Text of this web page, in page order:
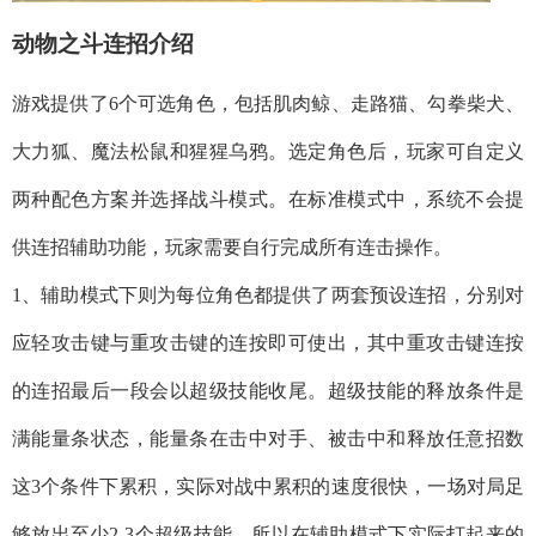
动物之斗连招介绍
游戏提供了6个可选角色，包括肌肉鲸、走路猫、勾拳柴犬、
大力狐、魔法松鼠和猩猩乌鸦。选定角色后，玩家可自定义
两种配色方案并选择战斗模式。在标准模式中，系统不会提
供连招辅助功能，玩家需要自行完成所有连击操作。
1、辅助模式下则为每位角色都提供了两套预设连招，分别对
应轻攻击键与重攻击键的连按即可使出，其中重攻击键连按
的连招最后一段会以超级技能收尾。超级技能的释放条件是
满能量条状态，能量条在击中对手、被击中和释放任意招数
这3个条件下累积，实际对战中累积的速度很快，一场对局足